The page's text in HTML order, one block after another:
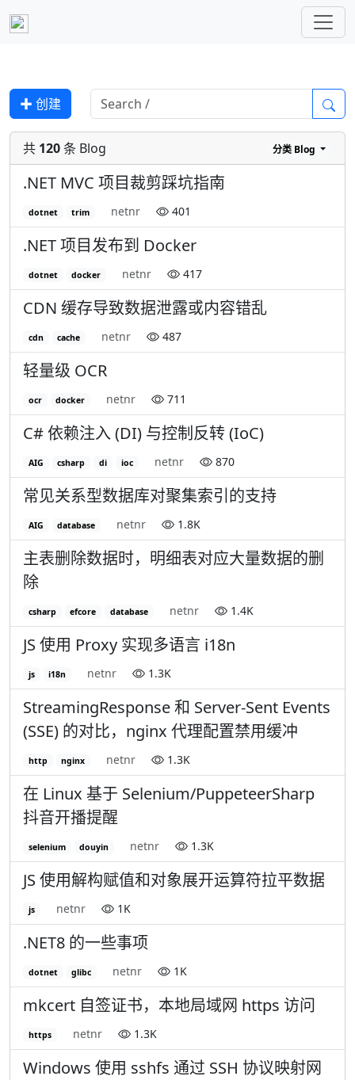
✚ 创建
共 120条 Blog 分类 Blog
.NET MVC 项目裁剪踩坑指南
dotnet trim netnr 401
.NET 项目发布到 Docker
dotnet docker netnr 417
CDN 缓存导致数据泄露或内容错乱
cdn cache netnr 487
轻量级 OCR
ocr docker netnr 711
C# 依赖注入 (DI) 与控制反转 (IoC)
AIG csharp di ioc netnr 870
常见关系型数据库对聚集索引的支持
AIG database netnr 1.8K
主表删除数据时，明细表对应大量数据的删
除
csharp efcore database netnr 1.4K
JS 使用 Proxy 实现多语言 i18n
js i18n netnr 1.3K
StreamingResponse 和 Server-Sent Events
(SSE) 的对比，nginx 代理配置禁用缓冲
http nginx netnr 1.3K
在 Linux 基于 Selenium/PuppeteerSharp
抖音开播提醒
selenium douyin netnr 1.3K
JS 使用解构赋值和对象展开运算符拉平数据
js netnr 1K
.NET8 的一些事项
dotnet glibc netnr 1K
mkcert 自签证书，本地局域网 https 访问
https netnr 1.3K
Windows 使用 sshfs 通过 SSH 协议映射网